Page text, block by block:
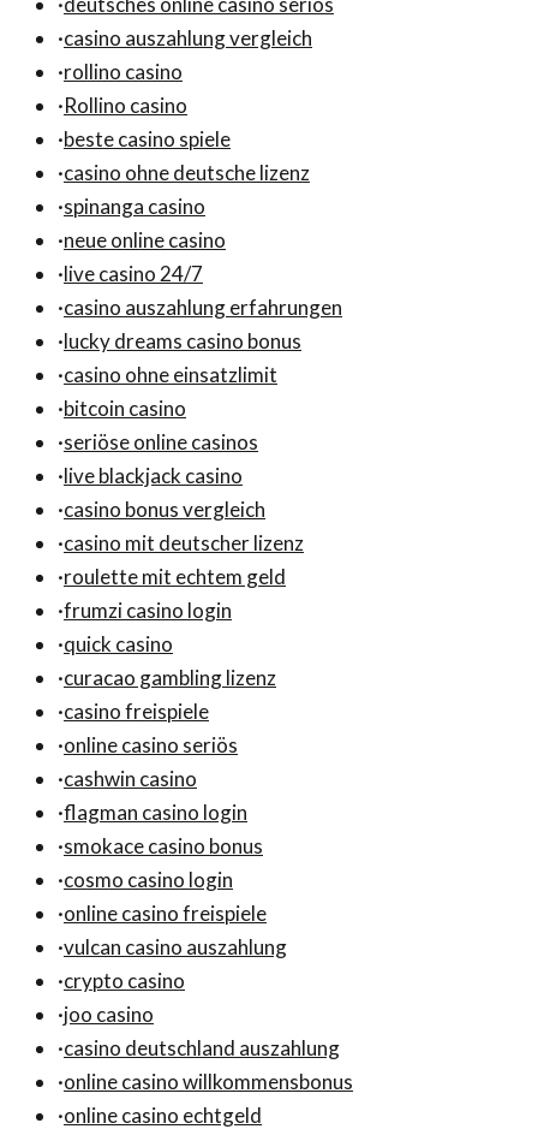
·casino auszahlung vergleich
·rollino casino
·Rollino casino
·beste casino spiele
·casino ohne deutsche lizenz
·spinanga casino
·neue online casino
·live casino 24/7
·casino auszahlung erfahrungen
·lucky dreams casino bonus
·casino ohne einsatzlimit
·bitcoin casino
·seriöse online casinos
·live blackjack casino
·casino bonus vergleich
·casino mit deutscher lizenz
·roulette mit echtem geld
·frumzi casino login
·quick casino
·curacao gambling lizenz
·casino freispiele
·online casino seriös
·cashwin casino
·flagman casino login
·smokace casino bonus
·cosmo casino login
·online casino freispiele
·vulcan casino auszahlung
·crypto casino
·joo casino
·casino deutschland auszahlung
·online casino willkommensbonus
·online casino echtgeld